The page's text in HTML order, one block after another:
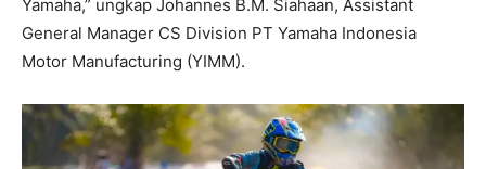
Yamaha,” ungkap Johannes B.M. Siahaan, Assistant
General Manager CS Division PT Yamaha Indonesia
Motor Manufacturing (YIMM).